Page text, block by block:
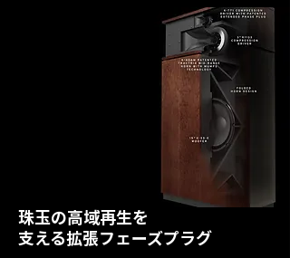
珠玉の高域再生を
支える拡張フェーズプラグ